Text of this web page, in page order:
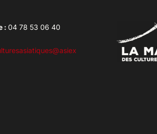
:04 78 53 06 40